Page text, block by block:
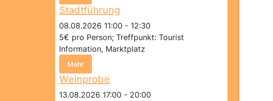
Stadtführung
08.08.2026 11:00 - 12:30
5€ pro Person; Treffpunkt: Tourist
Information, Marktplatz
Mehr
Weinprobe
13.08.2026 17:00 - 20:00